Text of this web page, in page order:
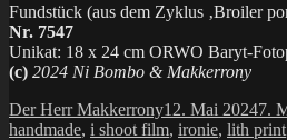
Fundstück (aus dem Zyklus ‚Broiler
Nr. 7547
Unikat: 18 x 24 cm ORWO Baryt-
(c) 2024 Ni Bombo & Makkerrony
Autor
Der Herr MakkerronyVeröffentlicht
am
12. Mai 20247.
handmade, i shoot film, ironie, lith print